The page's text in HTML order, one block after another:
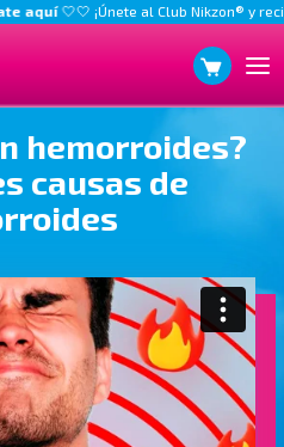
aquí🤍 🤍 ¡Únete al Club Nikzon® y
hemorroides?
causas de